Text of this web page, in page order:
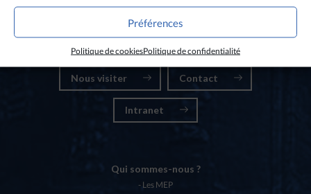
Préférences
Politique de cookiesPolitique de confidentialité
Chartes éthiques MEP
Nous visiter Contact
Intranet
Qui sommes-nous ?
Les MEP